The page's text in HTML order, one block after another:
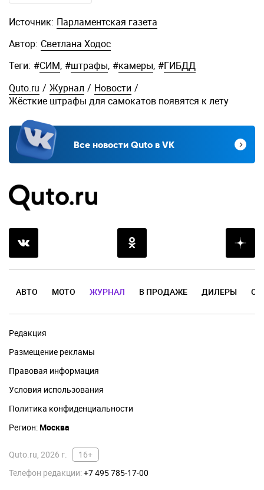
Источник: Парламентская газета
Автор: Светлана Ходос
Теги: #СИМ, #штрафы, #камеры, #ГИБДД
Quto.ru / Журнал / Новости /
Жёсткие штрафы для самокатов появятся к лету
Все новости Quto в VK
АВТО МОТО ЖУРНАЛ В ПРОДАЖЕ ДИЛЕРЫ
Редакция
Размещение рекламы
Правовая информация
Условия использования
Политика конфиденциальности
Регион:Москва
Quto.ru, 2026 г.
16+
Телефон редакции:+7 495 785-17-00